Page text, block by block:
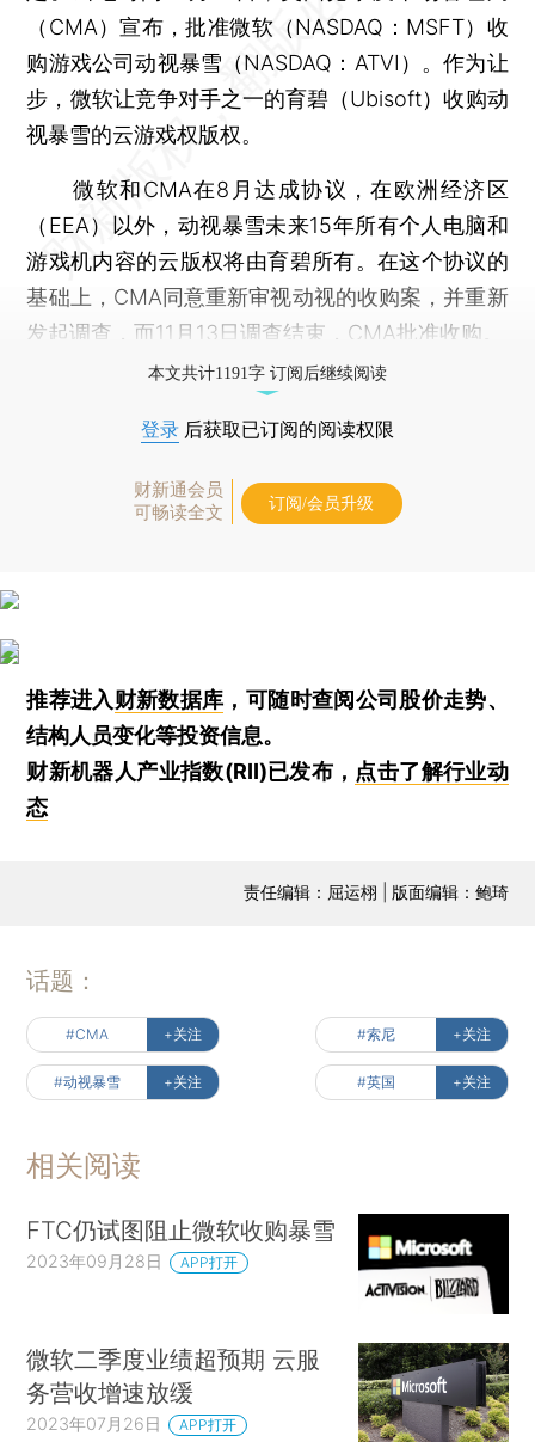
（CMA）宣布，批准微软（NASDAQ：MSFT）收
购游戏公司动视暴雪（NASDAQ：ATVI）。作为让
步，微软让竞争对手之一的育碧（Ubisoft）收购动
视暴雪的云游戏权版权。
微软和CMA在8月达成协议，在欧洲经济区
（EEA）以外，动视暴雪未来15年所有个人电脑和
游戏机内容的云版权将由育碧所有。在这个协议的
基础上，CMA同意重新审视动视的收购案，并重新
发起调查，而11月13日调查结束，CMA批准收购。
本文共计1191字 订阅后继续阅读
登录 后获取已订阅的阅读权限
财新通会员
可畅读全文
订阅/会员升级
推荐进入财新数据库 ，可随时查阅公司股价走势、
结构人员变化等投资信息。
财新机器人产业指数(RII)已发布， 点击了解行业动
态
责任编辑：屈运栩 | 版面编辑：鲍琦
话题：
#CMA +关注 #索尼 +关注
#动视暴雪 +关注 #英国 +关注
相关阅读
FTC仍试图阻止微软收购暴雪
2023年09月28日 APP打开
微软二季度业绩超预期 云服
务营收增速放缓
2023年07月26日 APP打开